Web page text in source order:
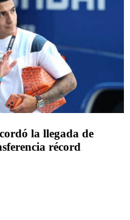
la llegada de
récord